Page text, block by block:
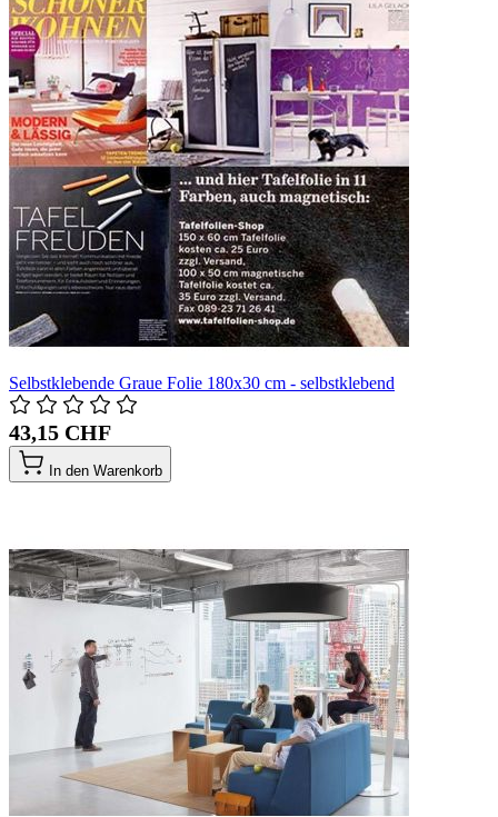
Selbstklebende Graue Folie 180x30 cm - selbstklebend
43,15 CHF
In den Warenkorb